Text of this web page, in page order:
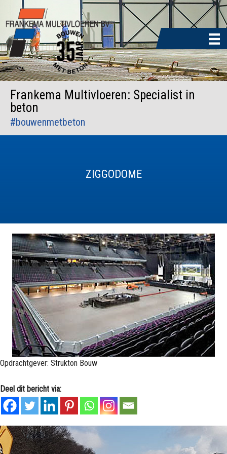
naar
hoofd
inhoud
Frankema Multivloeren: Specialist in
beton
#bouwenmetbeton
ZIGGODOME
Opdrachtgever: Strukton Bouw
Deel dit bericht via: